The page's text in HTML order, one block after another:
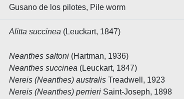
Gusano de los pilotes, Pile worm
Alitta succinea (Leuckart, 1847)
Neanthes saltoni (Hartman, 1936)
Neanthes succinea (Leuckart, 1847)
Nereis (Neanthes) australis Treadwell, 1923
Nereis (Neanthes) perrieri Saint-Joseph, 1898